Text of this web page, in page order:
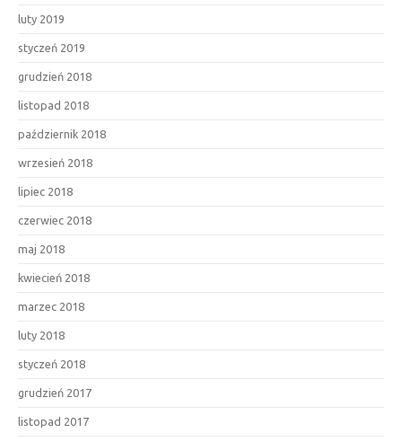
luty 2019
styczeń 2019
grudzień 2018
listopad 2018
październik 2018
wrzesień 2018
lipiec 2018
czerwiec 2018
maj 2018
kwiecień 2018
marzec 2018
luty 2018
styczeń 2018
grudzień 2017
listopad 2017